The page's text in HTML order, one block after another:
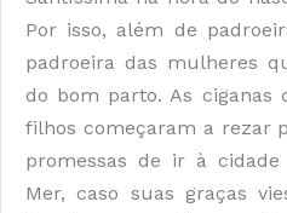
Por isso, além de
padroeira das mulheres
do bom parto. As ciganas
filhos começaram a rezar
promessas de ir à
Mer, caso suas graças